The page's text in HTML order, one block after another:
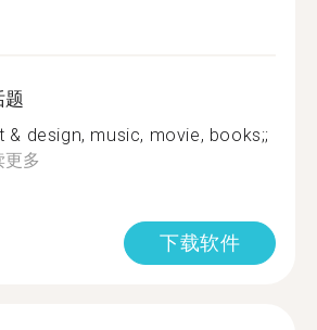
题
& design, music, movie, books;;
更多
下载软件